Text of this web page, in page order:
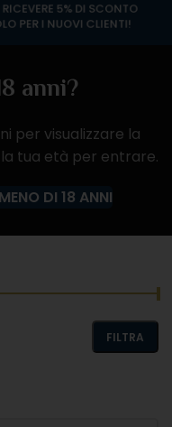
anni?
per visualizzare la
tua età per entrare.
DI 18 ANNI
FILTRA
5% DI SCONTO
PER I NUOVI CLIENTI!